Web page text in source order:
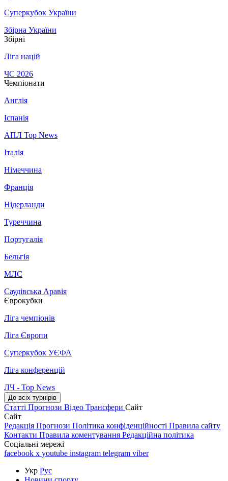
Суперкубок України
Збірна України
Збірні
Ліга націй
ЧС 2026
Чемпіонати
Англія
Іспанія
АПЛ Top News
Італія
Німеччина
Франція
Нідерланди
Туреччина
Португалія
Бельгія
МЛС
Саудівська Аравія
Єврокубки
Ліга чемпіонів
Ліга Європи
Суперкубок УЄФА
Ліга конференцій
ЛЧ - Top News
До всіх турнірів
Статті Прогнози Відео Трансфери Сайт
Сайт
Редакція Прогнози Політика конфіденційності Правила сайту
Контакти Правила коментування Редакційна політика
Соціальні мережі
facebook x youtube instagram telegram viber
Укр Рус